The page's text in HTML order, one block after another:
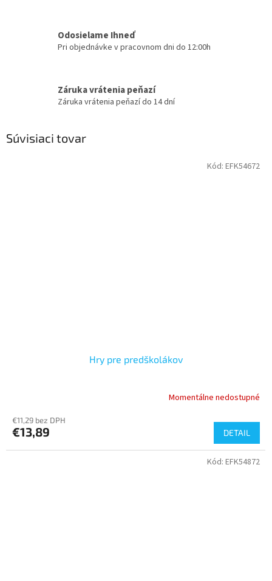
Odosielame Ihneď
Pri objednávke v pracovnom dni do 12:00h
Záruka vrátenia peňazí
Záruka vrátenia peňazí do 14 dní
Súvisiaci tovar
Hry pre predškolákov
Momentálne nedostupné
€11,29 bez DPH
€13,89 DETAIL
Kód: EFK54672
Kód: EFK54872